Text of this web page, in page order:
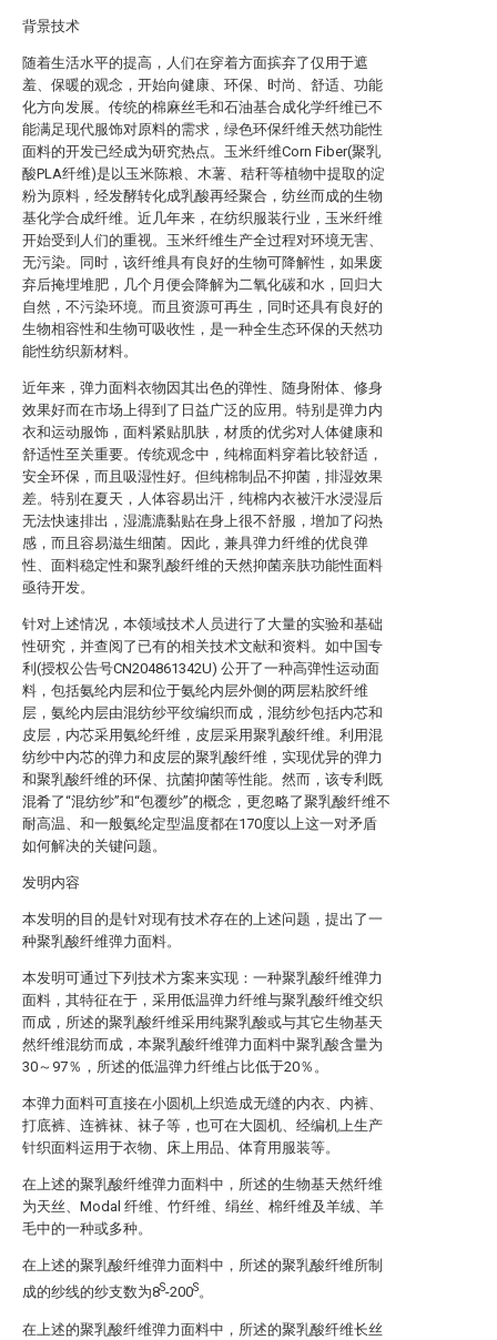
背景技术
随着生活水平的提高，人们在穿着方面摈弃了仅用于遮
羞、保暖的观念，开始向健康、环保、时尚、舒适、功能
化方向发展。传统的棉麻丝毛和石油基合成化学纤维已不
能满足现代服饰对原料的需求，绿色环保纤维天然功能性
面料的开发已经成为研究热点。玉米纤维Corn Fiber(聚乳
酸PLA纤维)是以玉米陈粮、木薯、秸秆等植物中提取的淀
粉为原料，经发酵转化成乳酸再经聚合，纺丝而成的生物
基化学合成纤维。近几年来，在纺织服装行业，玉米纤维
开始受到人们的重视。玉米纤维生产全过程对环境无害、
无污染。同时，该纤维具有良好的生物可降解性，如果废
弃后掩埋堆肥，几个月便会降解为二氧化碳和水，回归大
自然，不污染环境。而且资源可再生，同时还具有良好的
生物相容性和生物可吸收性，是一种全生态环保的天然功
能性纺织新材料。
近年来，弹力面料衣物因其出色的弹性、随身附体、修身
效果好而在市场上得到了日益广泛的应用。特别是弹力内
衣和运动服饰，面料紧贴肌肤，材质的优劣对人体健康和
舒适性至关重要。传统观念中，纯棉面料穿着比较舒适，
安全环保，而且吸湿性好。但纯棉制品不抑菌，排湿效果
差。特别在夏天，人体容易出汗，纯棉内衣被汗水浸湿后
无法快速排出，湿漉漉黏贴在身上很不舒服，增加了闷热
感，而且容易滋生细菌。因此，兼具弹力纤维的优良弹
性、面料稳定性和聚乳酸纤维的天然抑菌亲肤功能性面料
亟待开发。
针对上述情况，本领域技术人员进行了大量的实验和基础
性研究，并查阅了已有的相关技术文献和资料。如中国专
利(授权公告号CN204861342U) 公开了一种高弹性运动面
料，包括氨纶内层和位于氨纶内层外侧的两层粘胶纤维
层，氨纶内层由混纺纱平纹编织而成，混纺纱包括内芯和
皮层，内芯采用氨纶纤维，皮层采用聚乳酸纤维。利用混
纺纱中内芯的弹力和皮层的聚乳酸纤维，实现优异的弹力
和聚乳酸纤维的环保、抗菌抑菌等性能。然而，该专利既
混肴了“混纺纱”和“包覆纱”的概念，更忽略了聚乳酸纤维不
耐高温、和一般氨纶定型温度都在170度以上这一对矛盾
如何解决的关键问题。
发明内容
本发明的目的是针对现有技术存在的上述问题，提出了一
种聚乳酸纤维弹力面料。
本发明可通过下列技术方案来实现：一种聚乳酸纤维弹力
面料，其特征在于，采用低温弹力纤维与聚乳酸纤维交织
而成，所述的聚乳酸纤维采用纯聚乳酸或与其它生物基天
然纤维混纺而成，本聚乳酸纤维弹力面料中聚乳酸含量为
30～97％，所述的低温弹力纤维占比低于20％。
本弹力面料可直接在小圆机上织造成无缝的内衣、内裤、
打底裤、连裤袜、袜子等，也可在大圆机、经编机上生产
针织面料运用于衣物、床上用品、体育用服装等。
在上述的聚乳酸纤维弹力面料中，所述的生物基天然纤维
为天丝、Modal 纤维、竹纤维、绢丝、棉纤维及羊绒、羊
毛中的一种或多种。
在上述的聚乳酸纤维弹力面料中，所述的聚乳酸纤维所制
成的纱线的纱支数为8S-200S。
在上述的聚乳酸纤维弹力面料中，所述的聚乳酸纤维长丝